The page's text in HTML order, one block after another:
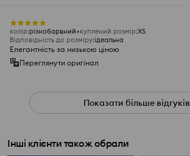
колір:різнобарвний куплений розмір:XS
Відповідність до розміру:ідеальна
Елегантність за низькою ціною
Переглянути оригінал
Показати більше відгуків
Інші клієнти також обрали